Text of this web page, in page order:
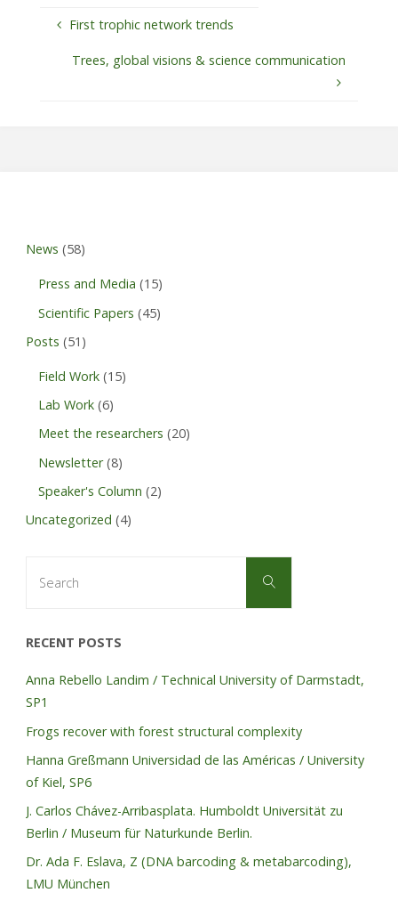
First trophic network trends
Trees, global visions & science communication
News (58)
Press and Media (15)
Scientific Papers (45)
Posts (51)
Field Work (15)
Lab Work (6)
Meet the researchers (20)
Newsletter(8)
Speaker's Column (2)
Uncategorized (4)
Search
RECENT POSTS
Anna Rebello Landim / Technical University of Darmstadt,
SP1
Frogs recover with forest structural complexity
Hanna Greßmann Universidad de las Américas / University
of Kiel, SP6
J. Carlos Chávez-Arribasplata. Humboldt Universität zu
Berlin / Museum für Naturkunde Berlin.
Dr. Ada F. Eslava, Z (DNA barcoding & metabarcoding),
LMU München